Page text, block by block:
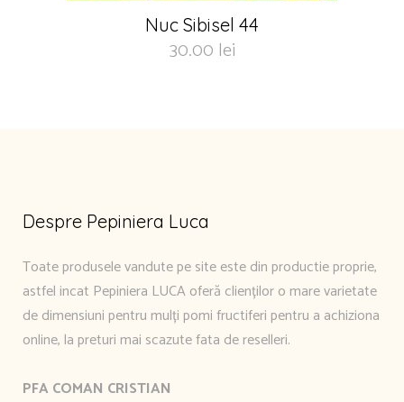
Nuc Sibisel 44
30.00 lei
Despre Pepiniera Luca
Toate produsele vandute pe site este din productie proprie,
astfel incat Pepiniera LUCA oferă clienților o mare varietate
de dimensiuni pentru mulți pomi fructiferi pentru a achiziona
online, la preturi mai scazute fata de reselleri.
PFA COMAN CRISTIAN